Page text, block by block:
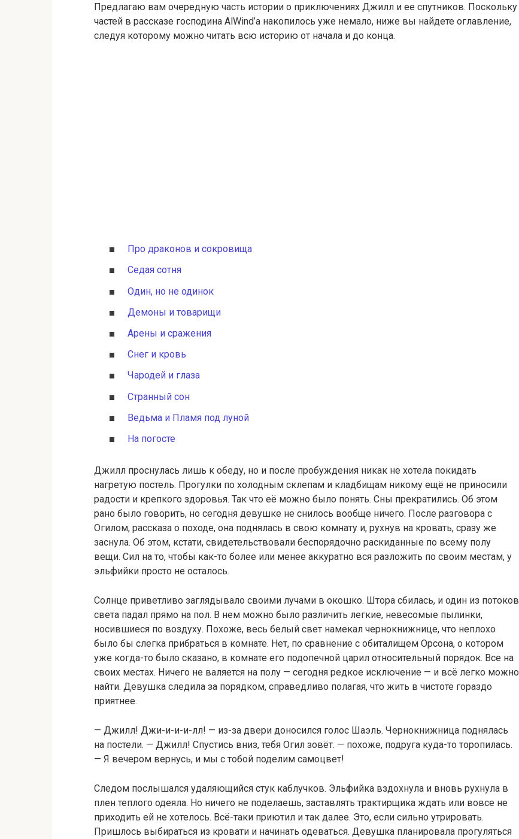
Предлагаю вам очередную часть истории о приключениях Джилл и ее спутников. Поскольку
частей в рассказе господина AlWind’a накопилось уже немало, ниже вы найдете оглавление,
следуя которому можно читать всю историю от начала и до конца.
Про драконов и сокровища
Седая сотня
Один, но не одинок
Демоны и товарищи
Арены и сражения
Снег и кровь
Чародей и глаза
Странный сон
Ведьма и Пламя под луной
На погосте
Джилл проснулась лишь к обеду, но и после пробуждения никак не хотела покидать
нагретую постель. Прогулки по холодным склепам и кладбищам никому ещё не приносили
радости и крепкого здоровья. Так что её можно было понять. Сны прекратились. Об этом
рано было говорить, но сегодня девушке не снилось вообще ничего. После разговора с
Огилом, рассказа о походе, она поднялась в свою комнату и, рухнув на кровать, сразу же
заснула. Об этом, кстати, свидетельствовали беспорядочно раскиданные по всему полу
вещи. Сил на то, чтобы как-то более или менее аккуратно вся разложить по своим местам, у
эльфийки просто не осталось.
Солнце приветливо заглядывало своими лучами в окошко. Штора сбилась, и один из потоков
света падал прямо на пол. В нем можно было различить легкие, невесомые пылинки,
носившиеся по воздуху. Похоже, весь белый свет намекал чернокнижнице, что неплохо
было бы слегка прибраться в комнате. Нет, по сравнение с обиталищем Орсона, о котором
уже когда-то было сказано, в комнате его подопечной царил относительный порядок. Все на
своих местах. Ничего не валяется на полу — сегодня редкое исключение — и всё легко можно
найти. Девушка следила за порядком, справедливо полагая, что жить в чистоте гораздо
приятнее.
— Джилл! Джи-и-и-и-лл! — из-за двери доносился голос Шаэль. Чернокнижница поднялась
на постели. — Джилл! Спустись вниз, тебя Огил зовёт. — похоже, подруга куда-то торопилась.
— Я вечером вернусь, и мы с тобой поделим самоцвет!
Следом послышался удаляющийся стук каблучков. Эльфийка вздохнула и вновь рухнула в
плен теплого одеяла. Но ничего не поделаешь, заставлять трактирщика ждать или вовсе не
приходить ей не хотелось. Всё-таки приютил и так далее. Это, если сильно утрировать.
Пришлось выбираться из кровати и начинать одеваться. Девушка планировала прогуляться